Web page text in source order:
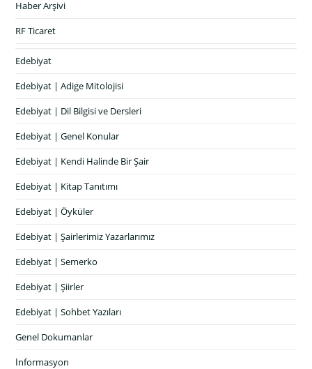
Haber Arşivi
RF Ticaret
Edebiyat
Edebiyat | Adige Mitolojisi
Edebiyat | Dil Bilgisi ve Dersleri
Edebiyat | Genel Konular
Edebiyat | Kendi Halinde Bir Şair
Edebiyat | Kitap Tanıtımı
Edebiyat | Öyküler
Edebiyat | Şairlerimiz Yazarlarımız
Edebiyat | Semerko
Edebiyat | Şiirler
Edebiyat | Sohbet Yazıları
Genel Dokumanlar
İnformasyon